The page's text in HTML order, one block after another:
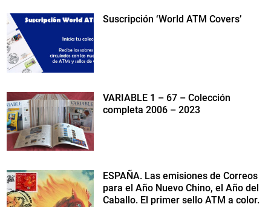
Suscripción ‘World ATM Covers’
VARIABLE 1 – 67 – Colección
completa 2006 – 2023
ESPAÑA. Las emisiones de Correos
para el Año Nuevo Chino, el Año del
Caballo. El primer sello ATM a color.